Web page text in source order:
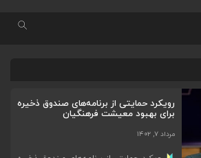
رویکرد حمایتی از برنامه‌های صندوق ذخیره
برای بهبود معیشت فرهنگیان
مرداد ۷, ۱۴۰۲